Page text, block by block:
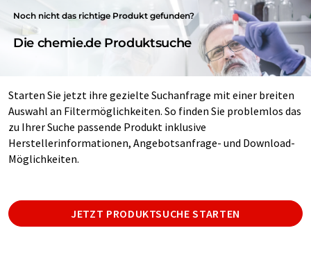
Noch nicht das richtige Produkt gefunden?
Die chemie.de Produktsuche
Starten Sie jetzt ihre gezielte Suchanfrage mit einer breiten
Auswahl an Filtermöglichkeiten. So finden Sie problemlos das
zu Ihrer Suche passende Produkt inklusive
Herstellerinformationen, Angebotsanfrage- und Download-
Möglichkeiten.
JETZT PRODUKTSUCHE STARTEN